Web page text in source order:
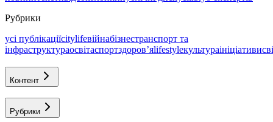
Рубрики
усі публікаціїcitylifeвійнабізнестранспорт та
інфраструктураосвітаспортздоровʼяlifestyleкультураініціативи
Контент
Рубрики